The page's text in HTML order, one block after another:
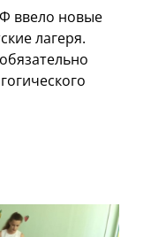
ввело новые
лагеря.